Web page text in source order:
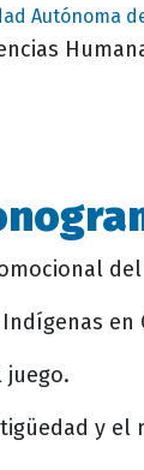
Autónoma
del
en
juego.
y